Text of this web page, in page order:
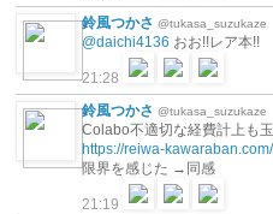
鈴風つかさ @tukasa_suzukaze
@daichi4136 おお!!レア本!!
21:28
鈴風つかさ @tukasa_suzukaze
Colabo不適切な経費計上も
https://reiwa-
限界を感じた →同感
21:19